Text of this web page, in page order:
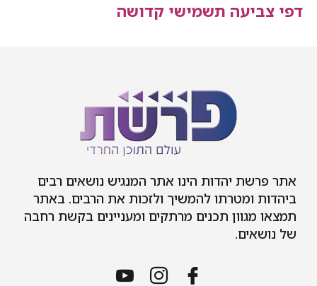
דפי צביעה תשמישי קדושה
אתר פרשת יהדות הינו אתר המנגיש נושאים רבים
ביהדות ומטרתו להמשיך ולזכות את הרבים. באתר
תמצאו מגוון תכנים מרתקים ומעניינים בקשת רחבה
של נושאים.